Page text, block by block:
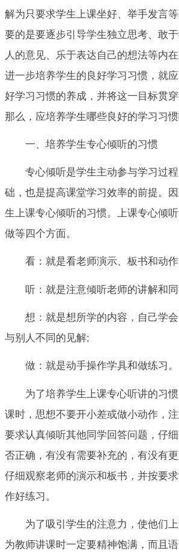
解为只要求学生上课坐好、举手发言
要的是要逐步引导学生独立思考、敢
人的意见、乐于表达自己的想法等内
进一步培养学生的良好学习习惯，就
好学习习惯的养成，并将这一目标贯穿
那么，应培养学生哪些良好的学习习
一、培养学生专心倾听的习惯
专心倾听是学生主动参与学习过
础，也是提高课堂学习效率的前提。
生上课专心倾听的习惯。上课专心倾听
做等四个方面。
看：就是看老师演示、板书和动
听：就是注意倾听老师的讲解和
想：就是想所学的内容，自己学
与别人不同的见解;
做：就是动手操作学具和做练习。
为了培养学生上课专心听讲的习
课时，思想不要开小差或做小动作，
要求认真倾听其他同学回答问题，仔
否正确，有没有需要补充的，有没有
仔细观察老师的演示和板书，并按要
作好练习。
为了吸引学生的注意力，使他们
为教师讲课时一定要精神饱满，而且